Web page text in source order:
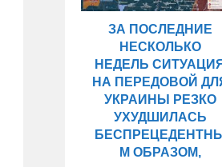
ЗА ПОСЛЕДНИЕ
НЕСКОЛЬКО
НЕДЕЛЬ СИТУАЦИЯ
НА ПЕРЕДОВОЙ
УКРАИНЫ РЕЗКО
УХУДШИЛАСЬ
БЕСПРЕЦЕДЕНТНЫ
М ОБРАЗОМ,